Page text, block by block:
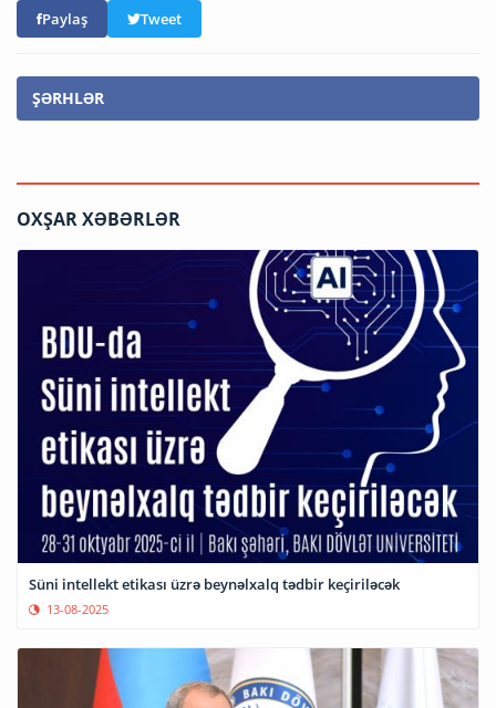
Paylaş Tweet
ŞƏRHLƏR
OXŞAR XƏBƏRLƏR
Süni intellekt etikası üzrə beynəlxalq tədbir keçiriləcək
13-08-2025